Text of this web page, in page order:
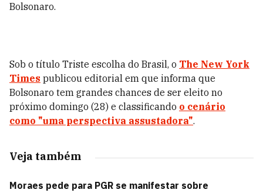
Bolsonaro.
Sob o título Triste escolha do Brasil, o The New York
Times publicou editorial em que informa que
Bolsonaro tem grandes chances de ser eleito no
próximo domingo (28) e classificando o cenário
como "uma perspectiva assustadora".
Veja também
Moraes pede para PGR se manifestar sobre